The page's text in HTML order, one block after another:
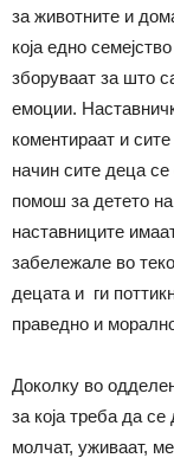
за животните и
која едно
зборуваат за што
емоции.
коментираат и
начин сите деца се
помош за детето
наставниците
забележале во
децата и ги
праведно и
Доколку во
за која треба да
молчат, уживаат,